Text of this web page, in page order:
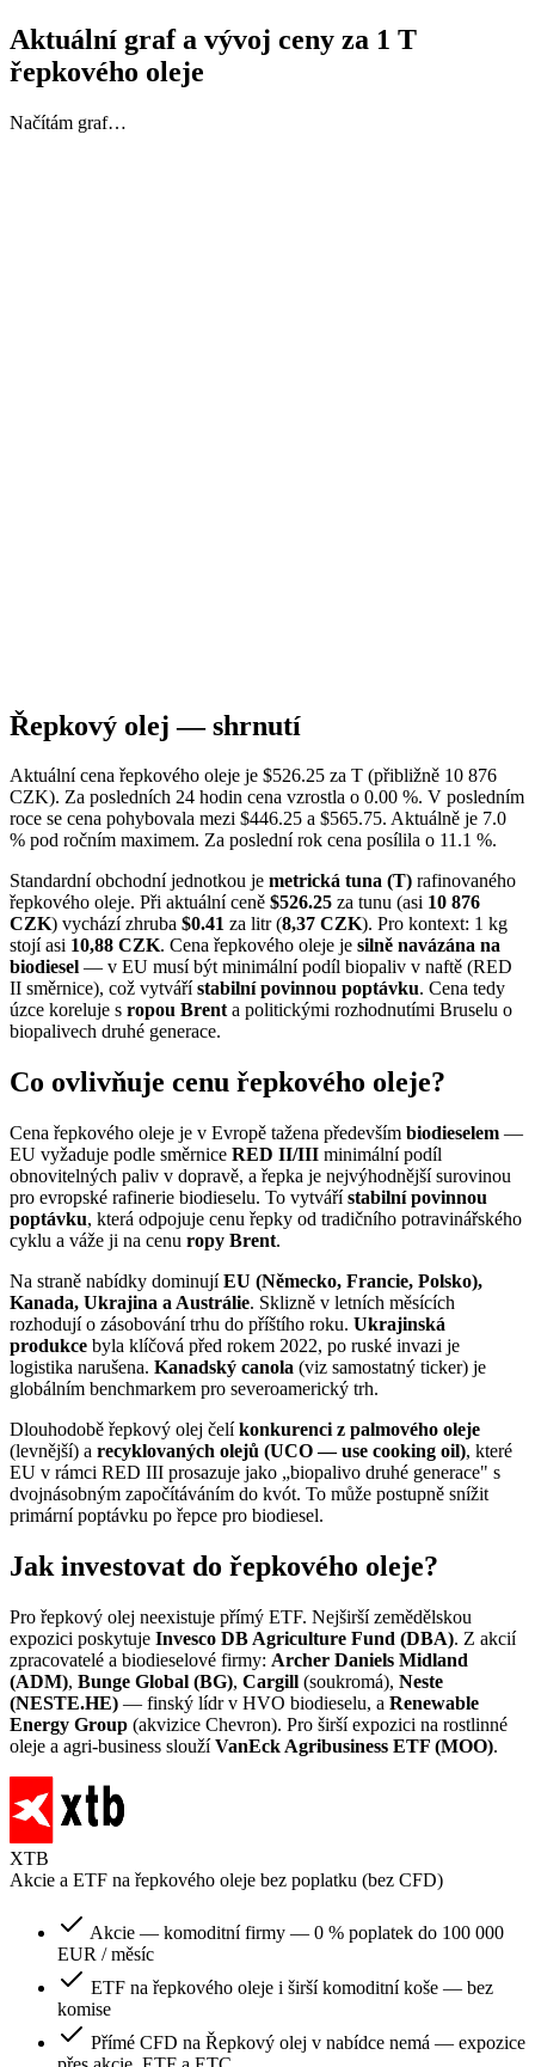
Aktuální graf a vývoj ceny za 1 T
řepkového oleje
Načítám graf…
Řepkový olej — shrnutí
Aktuální cena řepkového oleje je $526.25 za T (přibližně 10 876
CZK). Za posledních 24 hodin cena vzrostla o 0.00 %. V posledním
roce se cena pohybovala mezi $446.25 a $565.75. Aktuálně je 7.0
% pod ročním maximem. Za poslední rok cena posílila o 11.1 %.
Standardní obchodní jednotkou je metrická tuna (T) rafinovaného
řepkového oleje. Při aktuální ceně $526.25 za tunu (asi 10 876
CZK) vychází zhruba $0.41 za litr (8,37 CZK). Pro kontext: 1 kg
stojí asi 10,88 CZK. Cena řepkového oleje je silně navázána na
biodiesel — v EU musí být minimální podíl biopaliv v naftě (RED
II směrnice), což vytvářístabilní povinnou poptávku. Cena tedy
úzce koreluje s ropou Brenta politickými rozhodnutími Bruselu o
biopalivech druhé generace.
Co ovlivňuje cenu řepkového oleje?
Cena řepkového oleje je v Evropě tažena především biodieselem —
EU vyžaduje podle směrnice RED II/III minimální podíl
obnovitelných paliv v dopravě, a řepka je nejvýhodnější surovinou
pro evropské rafinerie biodieselu. To vytvářístabilní povinnou
poptávku, která odpojuje cenu řepky od tradičního potravinářského
cyklu a váže ji na cenu ropy Brent.
Na straně nabídky dominujíEU (Německo, Francie, Polsko),
Kanada, Ukrajina a Austrálie. Sklizně v letních měsících
rozhodují o zásobování trhu do příštího roku. Ukrajinská
produkce byla klíčová před rokem 2022, po ruské invazi je
logistika narušena. Kanadský canola (viz samostatný ticker) je
globálním benchmarkem pro severoamerický trh.
Dlouhodobě řepkový olej čelíkonkurenci z palmového oleje
(levnější) a recyklovaných olejů (UCO — use cooking oil), které
EU v rámci RED III prosazuje jako „biopalivo druhé generace" s
dvojnásobným započítáváním do kvót. To může postupně snížit
primární poptávku po řepce pro biodiesel.
Jak investovat do řepkového oleje?
Pro řepkový olej neexistuje přímý ETF. Nejširší zemědělskou
expozici poskytuje Invesco DB Agriculture Fund (DBA). Z akcií
zpracovatelé a biodieselové firmy: Archer Daniels Midland
(ADM), Bunge Global (BG), Cargill (soukromá), Neste
(NESTE.HE) — finský lídr v HVO biodieselu, a Renewable
Energy Group (akvizice Chevron). Pro širší expozici na rostlinné
oleje a agri-business sloužíVanEck Agribusiness ETF (MOO).
XTB
Akcie a ETF na řepkového oleje bez poplatku (bez CFD)
Akcie — komoditní firmy — 0 % poplatek do 100 000
EUR / měsíc
ETF na řepkového oleje i širší komoditní koše — bez
komise
Přímé CFD na Řepkový olej v nabídce nemá — expozice